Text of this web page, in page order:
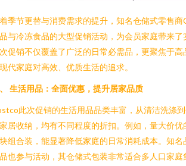
季节更替与消费需求的提升，知名仓储式零售
与冷冻食品的大型促销活动，为会员家庭带来
促销不仅覆盖了广泛的日常必需品，更聚焦于
代家庭对高效、优质生活的追求。
生活用品：全面优惠，提升居家品质
此次促销的生活用品品类丰富，从清洁洗涤
居收纳，均有不同程度的折扣。例如，量大价
组合装，能显著降低家庭的日常消耗成本。知
也参与活动，其仓储式包装非常适合多人口家